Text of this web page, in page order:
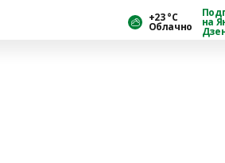
+23 °С
Облачно на